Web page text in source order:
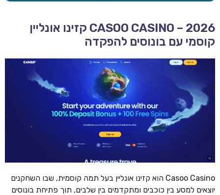
CASOO CASINO – 2026 קזינו אונליין
קוסמי עם בונוסים להפקדה
Casoo Casino הוא קזינו אונליין בעל תמה קוסמית, שבו השחקנים
יוצאים למסע בין כוכבים ומתקדמים בין שלבים, תוך פתיחת בונוסים